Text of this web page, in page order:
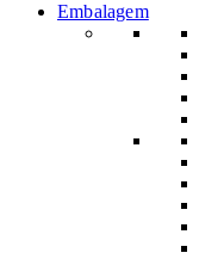
Embalagem